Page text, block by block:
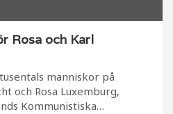
Rosa och Karl
människor på
och Rosa Luxemburg,
Kommunistiska…